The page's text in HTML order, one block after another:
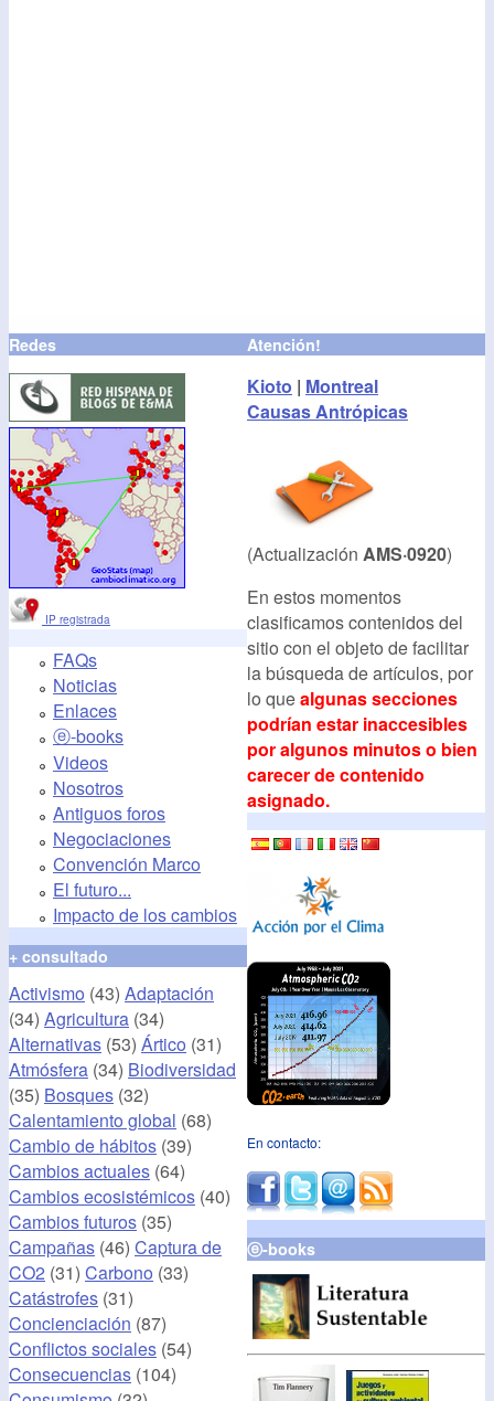
Redes
IP registrada
FAQs
Noticias
Enlaces
ⓔ-books
Videos
Nosotros
Antiguos foros
Negociaciones
Convención Marco
El futuro...
Impacto de los cambios
+ consultado
Activismo (43) Adaptación
(34) Agricultura (34)
Alternativas (53) Ártico (31)
Atmósfera (34) Biodiversidad
(35) Bosques (32)
Calentamiento global (68)
Cambio de hábitos (39)
Cambios actuales (64)
Cambios ecosistémicos (40)
Cambios futuros (35)
Campañas (46) Captura de
CO2 (31) Carbono (33)
Catástrofes (31)
Concienciación (87)
Conflictos sociales (54)
Consecuencias (104)
Atención!
Kioto | Montreal
Causas Antrópicas
(Actualización AMS·0920)
En estos momentos
clasificamos contenidos del
sitio con el objeto de facilitar
la búsqueda de artículos, por
lo quealgunas secciones
podrían estar inaccesibles
por algunos minutos o bien
carecer de contenido
asignado.
En contacto:
ⓔ-books